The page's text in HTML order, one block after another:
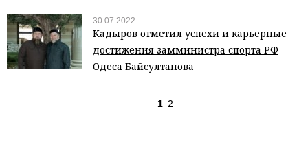
30.07.2022
Кадыров отметил успехи и карьерные
достижения замминистра спорта РФ
Одеса Байсултанова
1 2